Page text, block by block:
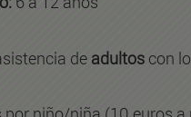
de adultoscon